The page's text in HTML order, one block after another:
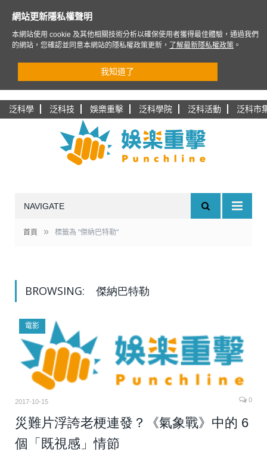
泛科學 泛科技 娛樂重擊 泛科學院 泛科活動 泛科市
NAVIGATE
首頁 » 標籤為 "傑納巴特勒"
BROWSING: 傑納巴特勒
電影
2017-10-15 0
災難片浮誇老梗連發？《氣象戰》中的 6
個「既視感」情節
網站更新隱私權聲明
本網站使用 cookie 及其他相關技術分析以確保使用者獲得最佳體驗，通過我們
的網站，您確認並同意本網站的隱私權政策更新，
了解最新隱私權政策 。
我知道了